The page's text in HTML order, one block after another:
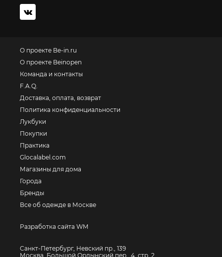
О проекте Be-in.ru
О проекте Beinopen
Команда и контакты
F.A.Q.
Доставка, оплата, возврат
Политика конфиденциальности
Лукбуки
Покупки
Практика
Glocalabel.com
Магазины для дома
Города
Бренды
Все об одежде в Москве
Разработка сайта WM
Санкт-Петербург, Невский пр., 139
Москва, Большой Ордынский пер., 4, стр. 2